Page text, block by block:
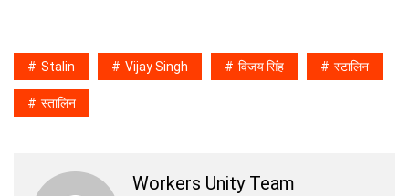
Stalin Vijay Singh विजय सिंह स्टालिन
स्तालिन
Workers Unity Team